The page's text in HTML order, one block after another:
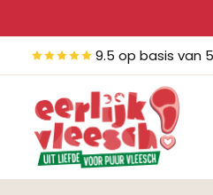
9.5 op basis van